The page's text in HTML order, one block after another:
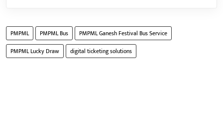
PMPML PMPML Bus
PMPML Ganesh Festival Bus Service
PMPML Lucky Draw
digital ticketing solutions